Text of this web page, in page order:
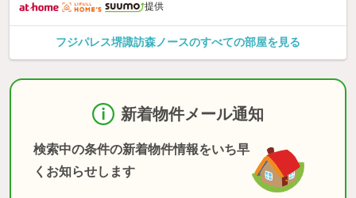
提供
フジパレス堺諏訪森ノースのすべての部屋を見る
新着物件メール通知
検索中の条件の新着物件情報をいち早
くお知らせします